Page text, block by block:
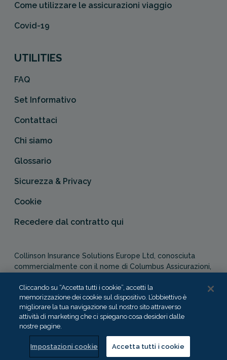
Come utilizzare le assicurazioni viaggio
Covid-19
UTILITIES
FAQ
Set Informativo
Contattaci
Chi siamo
Glossario
Sicurezza & Privacy
Cookie
Recedere dal contratto qui
Collinson Insurance Solutions Europe Ltd, conosciuta
commercialmente con il nome di Columbus Assicurazioni,
Authority in qualità di agente assicurativo (Distribution Act
-Cap. 487). In Italia, Columbus Assicurazioni è soggetta
alla vigilanza dell’IVASS.
Cliccando su “Accetta tutti i cookie”, accetti la
memorizzazione dei cookie sul dispositivo. L’obbiettivo è
migliorare la tua navigazione sul nostro sito attraverso
attività di marketing che ci spiegano cosa desideri dalle
nostre pagine.
Impostazioni cookie Accetta tutti i cookie